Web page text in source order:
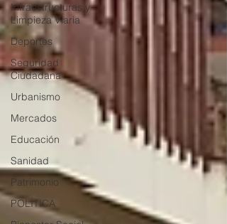
Infraestructuras y
Limpieza Viaria
Deportes
Seguridad
Ciudadana
Urbanismo
Mercados
Educación
Sanidad
Patrimonio
POLÍTICA